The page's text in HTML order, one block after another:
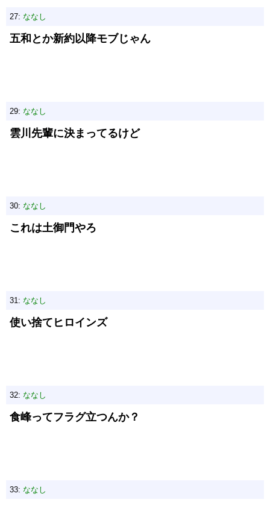
27: ななし
五和とか新約以降モブじゃん
29: ななし
雲川先輩に決まってるけど
30: ななし
これは土御門やろ
31: ななし
使い捨てヒロインズ
32: ななし
食峰ってフラグ立つんか？
33: ななし